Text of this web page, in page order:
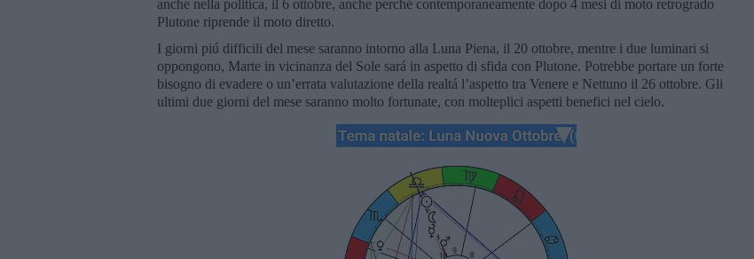
anche nella politica, il 6 ottobre, anche perché contemporaneamente dopo 4 mesi di moto retrogrado
Plutone riprende il moto diretto.
I giorni piú difficili del mese saranno intorno alla Luna Piena, il 20 ottobre, mentre i due luminari si
oppongono, Marte in vicinanza del Sole sará in aspetto di sfida con Plutone. Potrebbe portare un forte
bisogno di evadere o un’errata valutazione della realtá l’aspetto tra Venere e Nettuno il 26 ottobre. Gli
ultimi due giorni del mese saranno molto fortunate, con molteplici aspetti benefici nel cielo.